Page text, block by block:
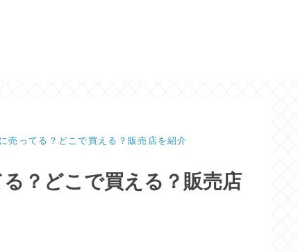
売ってる？どこで買える？販売店を紹介
？どこで買える？販売店